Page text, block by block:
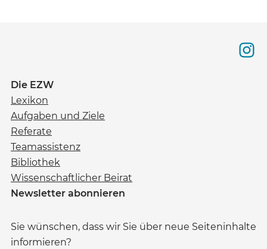
Die EZW
Lexikon
Aufgaben und Ziele
Referate
Teamassistenz
Bibliothek
Wissenschaftlicher Beirat
Newsletter abonnieren
Sie wünschen, dass wir Sie über neue Seiteninhalte
informieren?